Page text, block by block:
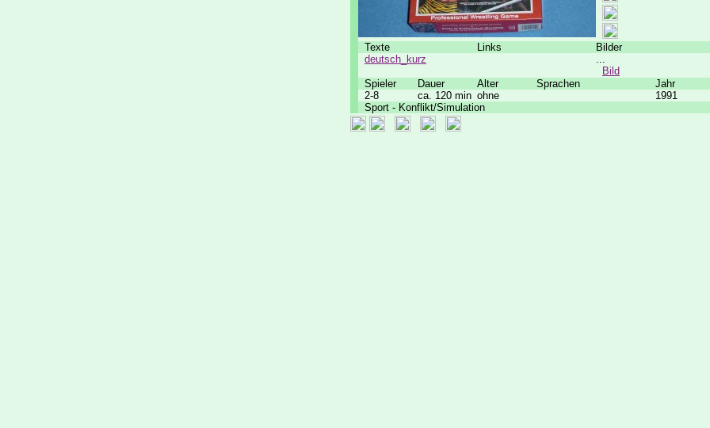
Texte Links
Bilder
deutsch_kurz
...
Bild
Spieler
Dauer Alter Sprachen
Jahr
2-8
ca. 120 min ohne
1991
Sport - Konflikt/Simulation